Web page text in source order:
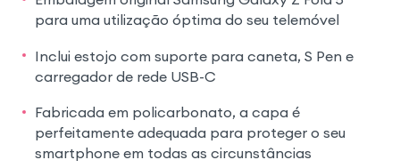
para uma utilização óptima do seu telemóvel
Inclui estojo com suporte para caneta, S Pen e
carregador de rede USB-C
Fabricada em policarbonato, a capa é
perfeitamente adequada para proteger o seu
smartphone em todas as circunstâncias